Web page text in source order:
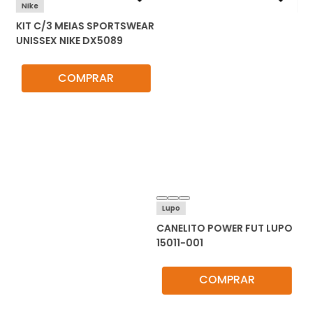
Nike
KIT C/3 MEIAS SPORTSWEAR
UNISSEX NIKE DX5089
COMPRAR
Lupo
CANELITO POWER FUT LUPO
15011-001
COMPRAR